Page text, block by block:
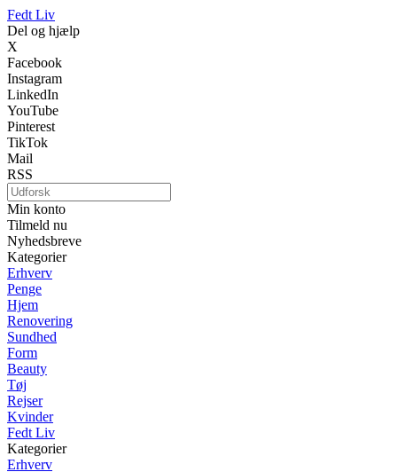
Fedt Liv
Del og hjælp
X
Facebook
Instagram
LinkedIn
YouTube
Pinterest
TikTok
Mail
RSS
Min konto
Tilmeld nu
Nyhedsbreve
Kategorier
Erhverv
Penge
Hjem
Renovering
Sundhed
Form
Beauty
Tøj
Rejser
Kvinder
Fedt Liv
Kategorier
Erhverv